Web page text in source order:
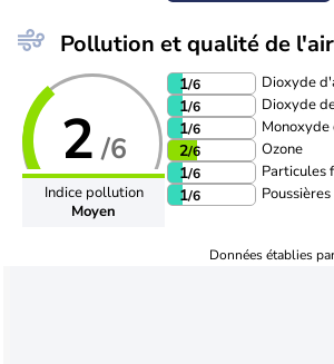
Pollution et qualité de l'air
2 /6
Indice pollution
Moyen
1/6 Dioxyde
1/6 Dioxyde
1/6 Monoxyde
2/6 Ozone
1/6 Particules
1/6 Poussières
Données établies